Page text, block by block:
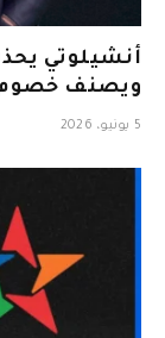
أنشيلوتي
ويصنف خصوم
5 يونيو، 2026